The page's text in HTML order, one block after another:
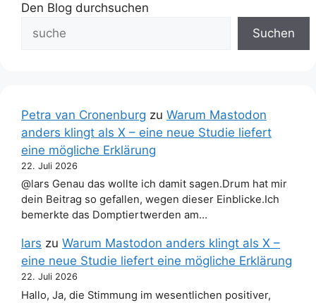
Den Blog durchsuchen
Suchen
Petra van Cronenburg zu Warum Mastodon
anders klingt als X – eine neue Studie liefert
eine mögliche Erklärung
22. Juli 2026
@lars Genau das wollte ich damit sagen.Drum hat mir
dein Beitrag so gefallen, wegen dieser Einblicke.Ich
bemerkte das Domptiertwerden am…
lars zu Warum Mastodon anders klingt als X –
eine neue Studie liefert eine mögliche Erklärung
22. Juli 2026
Hallo, Ja, die Stimmung im wesentlichen positiver,